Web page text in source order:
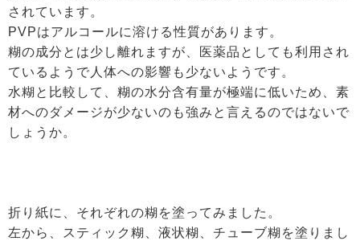
されています。
PVPはアルコールに溶ける性質があります。
糊の成分とは少し離れますが、医薬品としても利用され
ているようで人体への影響も少ないようです。
水糊と比較して、糊の水分含有量が極端に低いため、素
材へのダメージが少ないのも強みと言えるのではないで
しょうか。
折り紙に、それぞれの糊を塗ってみました。
左から、スティック糊、液状糊、チューブ糊を塗りまし